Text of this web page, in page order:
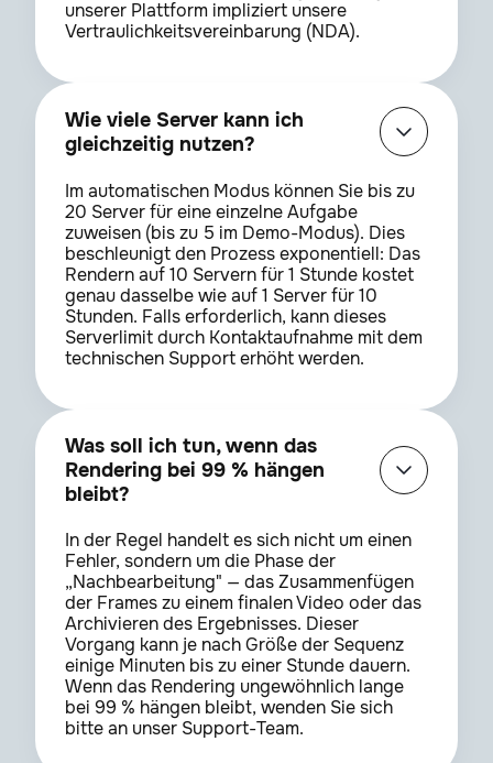
unserer Plattform impliziert unsere
Vertraulichkeitsvereinbarung (NDA).
Wie viele Server kann ich
gleichzeitig nutzen?
Im automatischen Modus können Sie bis zu
20 Server für eine einzelne Aufgabe
zuweisen (bis zu 5 im Demo-Modus). Dies
beschleunigt den Prozess exponentiell: Das
Rendern auf 10 Servern für 1 Stunde kostet
genau dasselbe wie auf 1 Server für 10
Stunden. Falls erforderlich, kann dieses
Serverlimit durch Kontaktaufnahme mit dem
technischen Support erhöht werden.
Was soll ich tun, wenn das
Rendering bei 99 % hängen
bleibt?
In der Regel handelt es sich nicht um einen
Fehler, sondern um die Phase der
„Nachbearbeitung" — das Zusammenfügen
der Frames zu einem finalen Video oder das
Archivieren des Ergebnisses. Dieser
Vorgang kann je nach Größe der Sequenz
einige Minuten bis zu einer Stunde dauern.
Wenn das Rendering ungewöhnlich lange
bei 99 % hängen bleibt, wenden Sie sich
bitte an unser Support-Team.